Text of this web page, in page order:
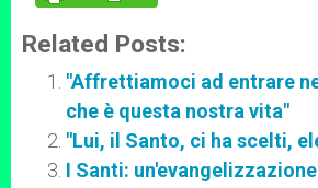
Related Posts:
"Affrettiamoci ad entrare
che è questa nostra vita"
"Lui, il Santo, ci ha scelti,
I Santi: